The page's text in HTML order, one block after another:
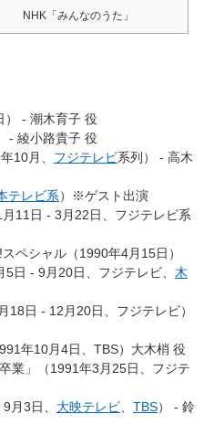
NHK「みんなのうた」
） - 潮木育子 役
- 綾小路貴子 役
10月、 フジテレビ系列） - 高木
テレビ系）※ゲスト出演
月11日 - 3月22日、フジテレビ系
ペシャル（1990年4月15日）
5日 - 9月20日、フジテレビ、 木
18日 - 12月20日、フジテレビ）
年10月4日、TBS）大木梢 役
業」（1991年3月25日、フジテ
月3日、 大映テレビ、 TBS） - 鈴